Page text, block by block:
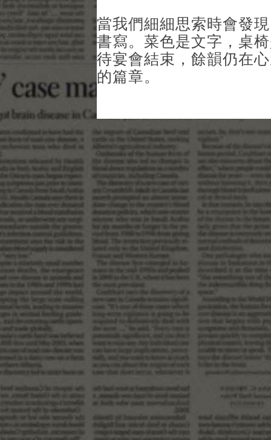
當我們細細思索時會發
書寫。菜色是文字，桌
待宴會結束，餘韻仍在
的篇章。